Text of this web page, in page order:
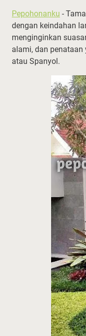
Pepohonanku -
dengan keindahan
menginginkan
alami, dan
atau Spanyol.